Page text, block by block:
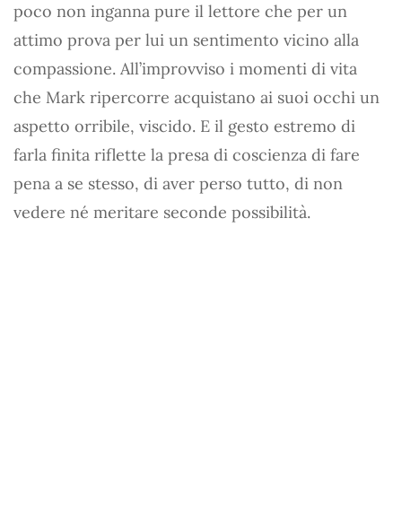
poco non inganna pure il lettore che per un
attimo prova per lui un sentimento vicino alla
compassione. All’improvviso i momenti di vita
che Mark ripercorre acquistano ai suoi occhi un
aspetto orribile, viscido. E il gesto estremo di
farla finita riflette la presa di coscienza di fare
pena a se stesso, di aver perso tutto, di non
vedere né meritare seconde possibilità.